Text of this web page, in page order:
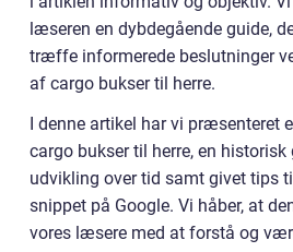
læseren en dybdegående guide,
træffe informerede beslutninger
af cargo bukser til herre.
I denne artikel har vi præsenteret
cargo bukser til herre, en
udvikling over tid samt givet tips
snippet på Google. Vi håber, at
vores læsere med at forstå og